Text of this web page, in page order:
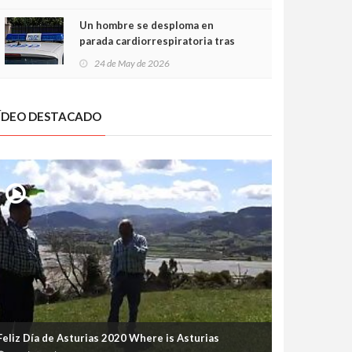
Un hombre se desploma en
parada cardiorrespiratoria tras
24 de May de 2026
DESTACADO
Día de Asturias 2020 Where is Asturias